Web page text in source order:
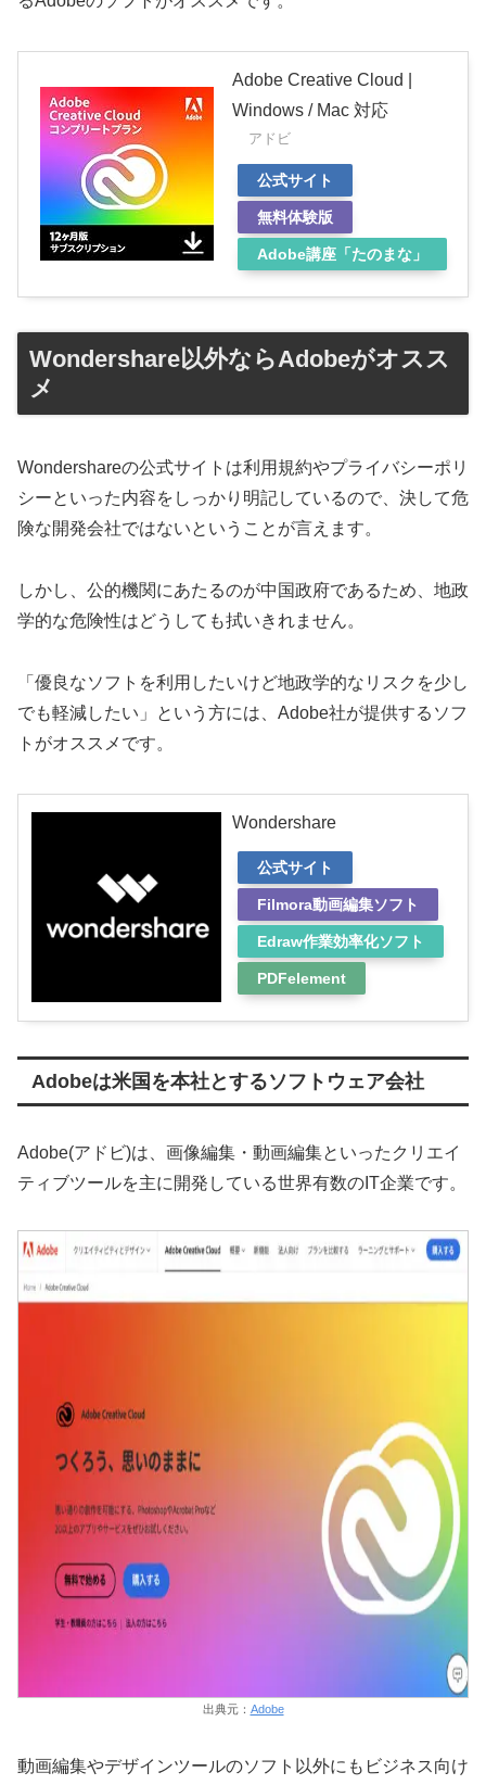
Adobe Creative Cloud |
Windows / Mac 対応
アドビ
公式サイト
無料体験版
Adobe講座「たのまな」
Wondershare以外ならAdobeがオスス
メ
Wondershareの公式サイトは利用規約やプライバシーポリ
シーといった内容をしっかり明記しているので、決して危
険な開発会社ではないということが言えます。
しかし、公的機関にあたるのが中国政府であるため、地政
学的な危険性はどうしても拭いきれません。
「優良なソフトを利用したいけど地政学的なリスクを少し
でも軽減したい」という方には、Adobe社が提供するソフ
トがオススメです。
Wondershare
公式サイト
Filmora動画編集ソフト
Edraw作業効率化ソフト
PDFelement
Adobeは米国を本社とするソフトウェア会社
Adobe(アドビ)は、画像編集・動画編集といったクリエイ
ティブツールを主に開発している世界有数のIT企業です。
出典元： Adobe
動画編集やデザインツールのソフト以外にもビジネス向け